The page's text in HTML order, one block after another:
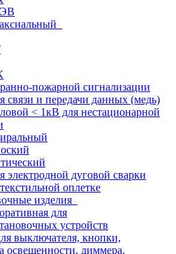
пожарной сигнализации
связи и передачи данных (медь)
< 1кВ для нестационарной
электродной дуговой сварки
оплетке
изделия
для
устройств
выключателя, кнопки,
освещенности, диммера,